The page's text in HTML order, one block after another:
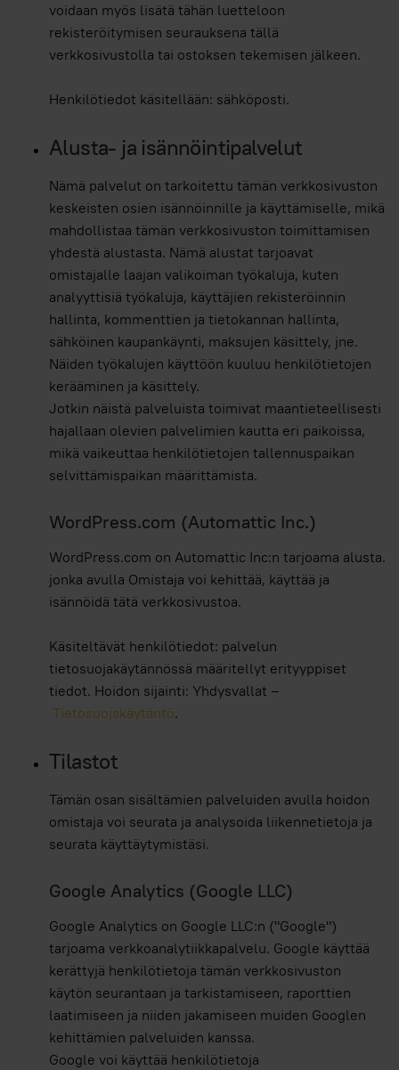
voidaan myös lisätä tähän luetteloon
rekisteröitymisen seurauksena tällä
verkkosivustolla tai ostoksen tekemisen jälkeen.
Henkilötiedot käsitellään: sähköposti.
Alusta- ja isännöintipalvelut
Nämä palvelut on tarkoitettu tämän verkkosivuston
keskeisten osien isännöinnille ja käyttämiselle, mikä
mahdollistaa tämän verkkosivuston toimittamisen
yhdestä alustasta. Nämä alustat tarjoavat
omistajalle laajan valikoiman työkaluja, kuten
analyyttisiä työkaluja, käyttäjien rekisteröinnin
hallinta, kommenttien ja tietokannan hallinta,
sähköinen kaupankäynti, maksujen käsittely, jne.
Näiden työkalujen käyttöön kuuluu henkilötietojen
kerääminen ja käsittely.
Jotkin näistä palveluista toimivat maantieteellisesti
hajallaan olevien palvelimien kautta eri paikoissa,
mikä vaikeuttaa henkilötietojen tallennuspaikan
selvittämispaikan määrittämista.
WordPress.com (Automattic Inc.)
WordPress.com on Automattic Inc:n tarjoama alusta.
jonka avulla Omistaja voi kehittää, käyttää ja
isännöidä tätä verkkosivustoa.
Käsiteltävät henkilötiedot: palvelun
tietosuojakäytännössä määritellyt erityyppiset
tiedot. Hoidon sijainti: Yhdysvallat –
Tietosuojakäytäntö.
Tilastot
Tämän osan sisältämien palveluiden avulla hoidon
omistaja voi seurata ja analysoida liikennetietoja ja
seurata käyttäytymistäsi.
Google Analytics (Google LLC)
Google Analytics on Google LLC:n ("Google")
tarjoama verkkoanalytiikkapalvelu. Google käyttää
kerättyjä henkilötietoja tämän verkkosivuston
käytön seurantaan ja tarkistamiseen, raporttien
laatimiseen ja niiden jakamiseen muiden Googlen
kehittämien palveluiden kanssa.
Google voi käyttää henkilötietoja